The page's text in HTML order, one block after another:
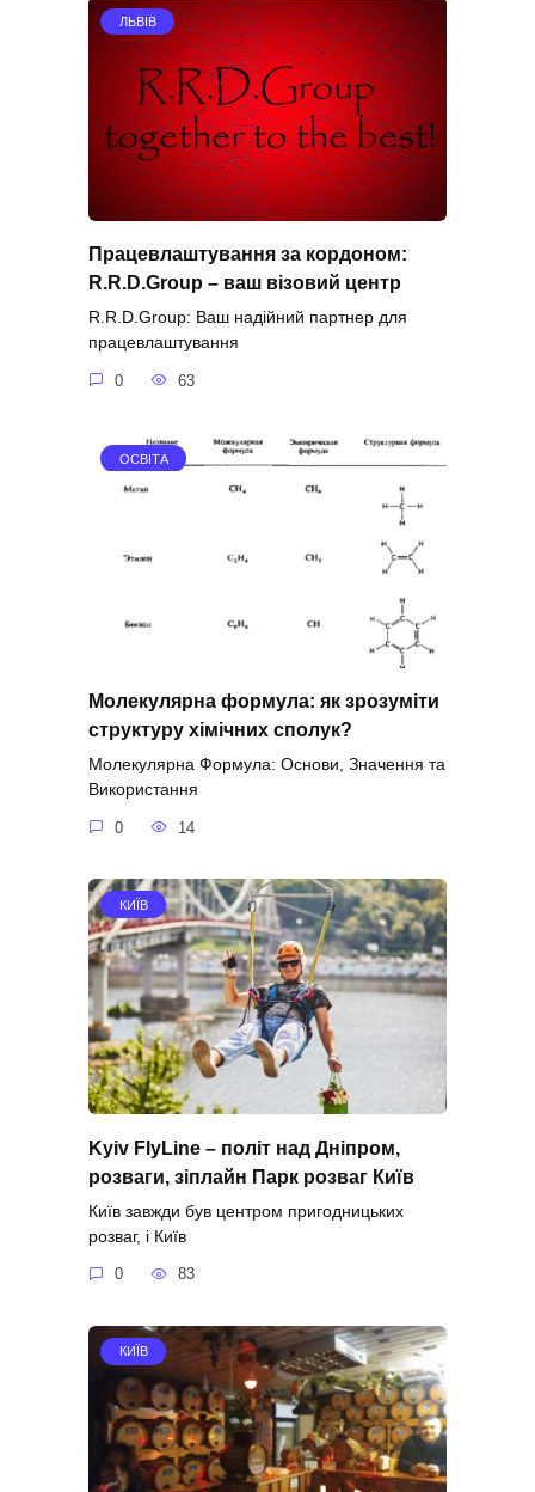
ЛЬВІВ
Працевлаштування за кордоном:
R.R.D.Group – ваш візовий центр
R.R.D.Group: Ваш надійний партнер для
працевлаштування
0 63
ОСВІТА
Молекулярна формула: як зрозуміти
структуру хімічних сполук?
Молекулярна Формула: Основи, Значення та
Використання
0 14
КИЇВ
Kyiv FlyLine – політ над Дніпром,
розваги, зіплайн Парк розваг Київ
Київ завжди був центром пригодницьких
розваг, і Київ
0 83
КИЇВ